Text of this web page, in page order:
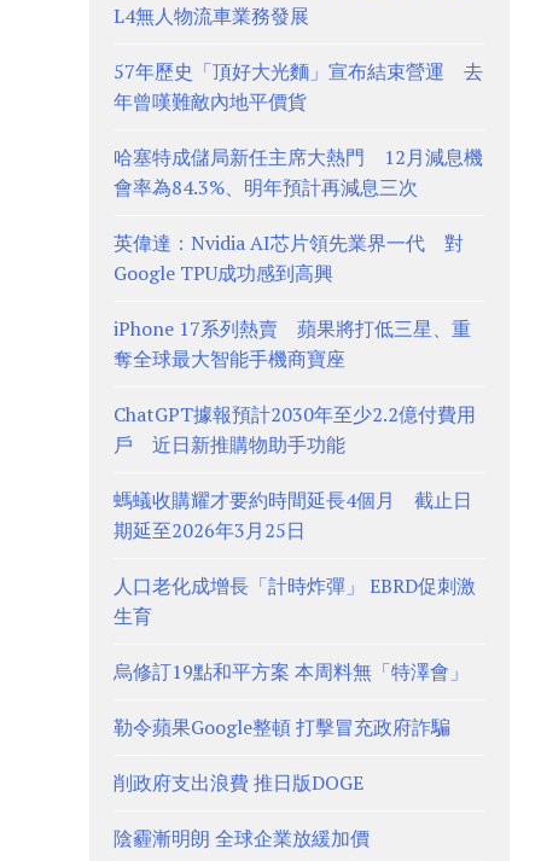
L4無人物流車業務發展
57年歷史「頂好大光麵」宣布結束營運 去
年曾嘆難敵內地平價貨
哈塞特成儲局新任主席大熱門 12月減息機
會率為84.3%、明年預計再減息三次
英偉達：Nvidia AI芯片領先業界一代 對
Google TPU成功感到高興
iPhone 17系列熱賣 蘋果將打低三星、重
奪全球最大智能手機商寶座
ChatGPT據報預計2030年至少2.2億付費用
戶 近日新推購物助手功能
螞蟻收購耀才要約時間延長4個月 截止日
期延至2026年3月25日
人口老化成增長「計時炸彈」 EBRD促刺激
生育
烏修訂19點和平方案 本周料無「特澤會」
勒令蘋果Google整頓 打擊冒充政府詐騙
削政府支出浪費 推日版DOGE
陰霾漸明朗 全球企業放緩加價